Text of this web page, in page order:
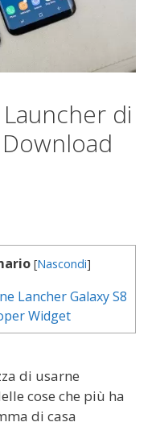
di
Download
[Nascondi]
Lancher Galaxy S8
Widget
di usarne
cose che più ha
di casa